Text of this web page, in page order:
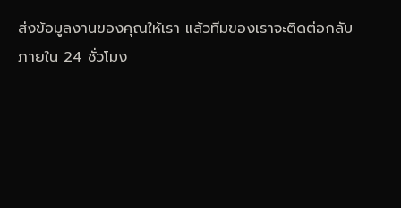
ส่งข้อมูลงานของคุณให้เรา แล้วทีมของเราจะติดต่อกลับ
ภายใน 24 ชั่วโมง